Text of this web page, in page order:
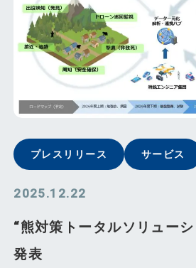
プレスリリース サービス
2025.12.22
“熊対策トータルソリュー
発表